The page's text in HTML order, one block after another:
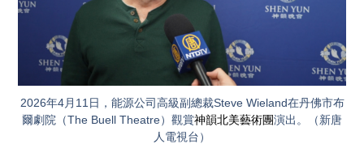
2026年4月11日，能源公司高級副總裁Steve Wieland在丹佛市布
爾劇院（The Buell Theatre）觀賞神韻北美藝術團演出。（新唐
人電視台）